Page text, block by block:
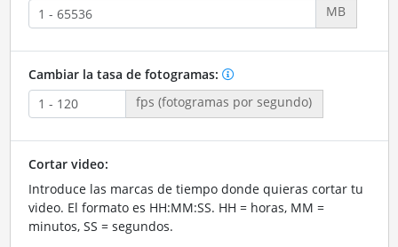
MB
Cambiar la tasa de fotogramas:
fps (fotogramas por segundo)
Cortar video:
Introduce las marcas de tiempo donde quieras cortar tu
video. El formato es HH:MM:SS. HH = horas, MM =
minutos, SS = segundos.